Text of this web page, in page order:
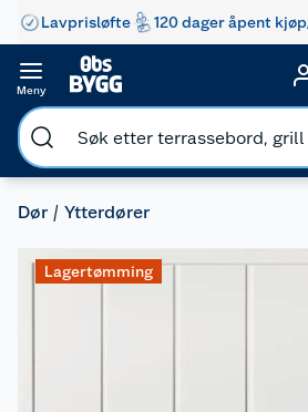
Lavprisløfte 120 dager åpent kjøp
Meny
Dør Ytterdører
Lagertømming